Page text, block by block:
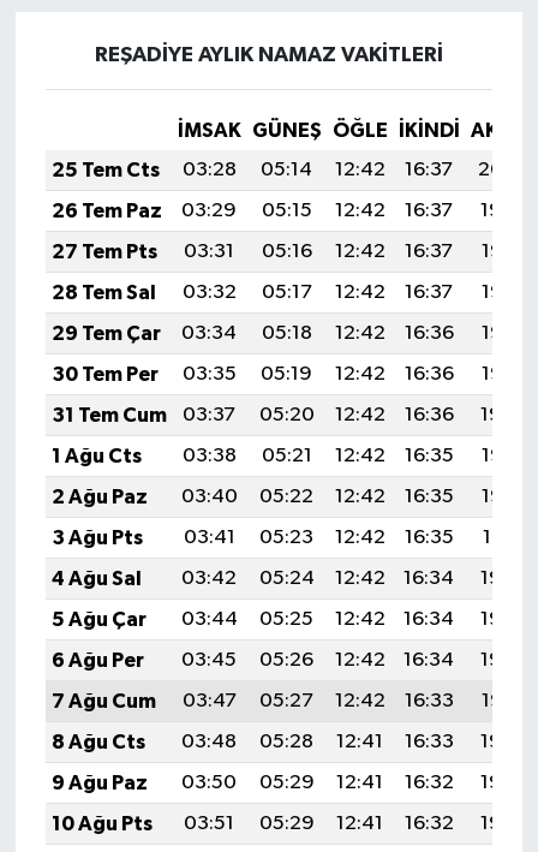
REŞADİYE AYLIK NAMAZ VAKITLERI
İMSAK GÜNEŞ ÖĞLE İKINDI
25 Tem Cts
03:28 05:14 12:42 16:37
20:00
26 Tem Paz
03:29 05:15 12:42 16:37
19:59
27 Tem Pts
03:31 05:16 12:42 16:37
19:58
28 Tem Sal
03:32 05:17 12:42 16:37
19:57
29 Tem Çar
03:34 05:18 12:42 16:36
19:56
30 Tem Per
03:35 05:19 12:42 16:36
19:55
31 Tem Cum
03:37 05:20 12:42 16:36
19:54
1 Ağu Cts
03:38 05:21 12:42 16:35
19:53
2 Ağu Paz
03:40 05:22 12:42 16:35
19:52
3 Ağu Pts
03:41 05:23 12:42 16:35
19:51
4 Ağu Sal
03:42 05:24 12:42 16:34
19:50
5 Ağu Çar
03:44 05:25 12:42 16:34
19:49
6 Ağu Per
03:45 05:26 12:42 16:34
19:48
7 Ağu Cum
03:47 05:27 12:42 16:33
19:47
8 Ağu Cts
03:48 05:28 12:41 16:33
19:45
9 Ağu Paz
03:50 05:29 12:41 16:32
19:44
10 Ağu Pts
03:51 05:29 12:41 16:32
19:43